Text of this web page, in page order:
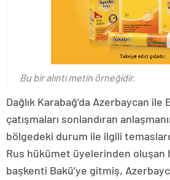
Bu bir alıntı metin örneğidir.
Dağlık Karabağ’da Azerbaycan
çatışmaları sonlandıran
bölgedeki durum ile ilgili
Rus hükümet üyelerinden oluşan
başkenti Bakü’ye gitmiş,